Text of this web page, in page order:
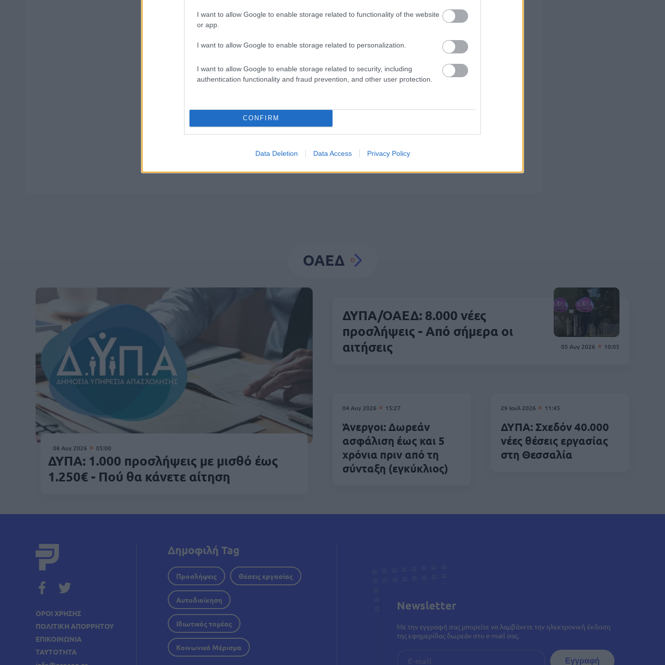
I want to allow Google to enable storage related to functionality of the website
or app.
I want to allow Google to enable storage related to personalization.
I want to allow Google to enable storage related to security, including
authentication functionality and fraud prevention, and other user protection.
CONFIRM
Data Deletion Data Access Privacy Policy
ΥΠΕΣ: Προγραμματισμός προσλήψεων 2027 - Παρατείνεται το Β'
Στάδιο
Δωρεάν Εκδήλωση
ΟΑΕΔ
06 Αυγ 2026 05:00
ΔΥΠΑ: 1.000 προσλήψεις με μισθό έως
1.250€ - Πού θα κάνετε αίτηση
05 Αυγ 2026 10:05
ΔΥΠΑ/ΟΑΕΔ: 8.000 νέες
προσλήψεις - Από σήμερα οι
αιτήσεις
04 Αυγ 2026 15:27
Άνεργοι: Δωρεάν
ασφάλιση έως και 5
χρόνια πριν από τη
σύνταξη (εγκύκλιος)
29 Ιουλ 2026 11:45
ΔΥΠΑ: Σχεδόν 40.000
νέες θέσεις εργασίας
στη Θεσσαλία
ΟΡΟΙ ΧΡΗΣΗΣ
ΠΟΛΙΤΙΚΗ ΑΠΟΡΡΗΤΟΥ
ΕΠΙΚΟΙΝΩΝΙΑ
ΤΑΥΤΟΤΗΤΑ
Δημοφιλή Tag
Προσλήψεις Θέσεις εργασίας
Αυτοδιοίκηση
Ιδιωτικός τομέας
Κοινωνικό Μέρισμα
Newsletter
Με την εγγραφή σας μπορείτε να λαμβάνετε την ηλεκτρονική έκδοση
της εφημερίδας δωρεάν στο e-mail σας.